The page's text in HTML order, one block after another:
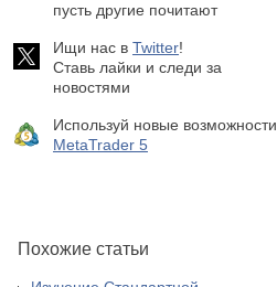
пусть другие почитают
Ищи нас в Twitter!
Ставь лайки и следи за
новостями
Используй новые возможности
MetaTrader 5
Похожие статьи